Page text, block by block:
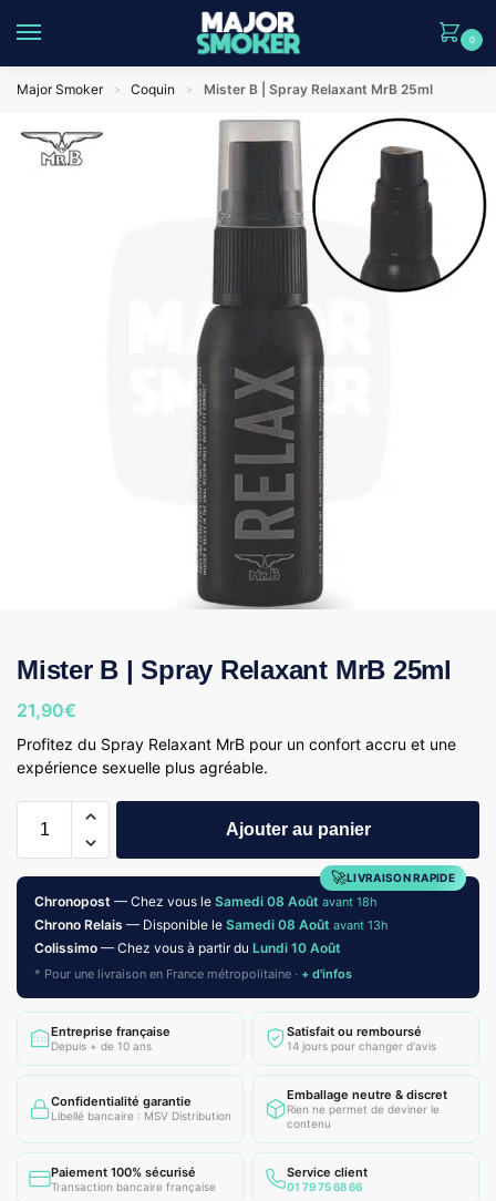
0
Major Smoker > Coquin > Mister B | Spray Relaxant MrB 25ml
Mister B | Spray Relaxant MrB 25ml
21,90€
Profitez du Spray Relaxant MrB pour un confort accru et une
expérience sexuelle plus agréable.
Ajouter au panier
🚀LIVRAISON RAPIDE
Chronopost — Chez vous le Samedi 08 Août avant 18h
Chrono Relais — Disponible le Samedi 08 Août avant 13h
Colissimo — Chez vous à partir du Lundi 10 Août
* Pour une livraison en France métropolitaine · + d'infos
Entreprise française
Depuis + de 10 ans
Satisfait ou remboursé
14 jours pour changer d'avis
Confidentialité garantie
Libellé bancaire : MSV Distribution
Emballage neutre & discret
Rien ne permet de deviner le
contenu
Paiement 100% sécurisé
Transaction bancaire française
Service client
01 79 75 68 66